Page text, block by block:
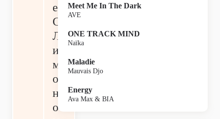
ек
С
Л
и
м
о
н
о
Meet Me In The Dark
AVE
ONE TRACK MIND
Naïka
Maladie
Mauvais Djo
Energy
Ava Max & BIA